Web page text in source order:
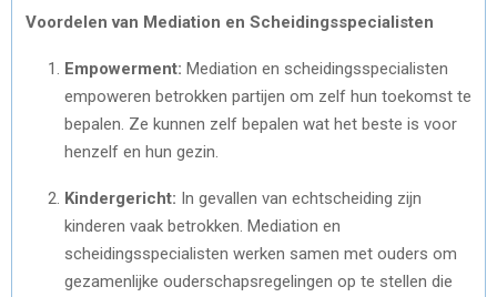
Voordelen van Mediation en Scheidingsspecialisten
Empowerment: Mediation en scheidingsspecialisten
empoweren betrokken partijen om zelf hun toekomst te
bepalen. Ze kunnen zelf bepalen wat het beste is voor
henzelf en hun gezin.
Kindergericht: In gevallen van echtscheiding zijn
kinderen vaak betrokken. Mediation en
scheidingsspecialisten werken samen met ouders om
gezamenlijke ouderschapsregelingen op te stellen die